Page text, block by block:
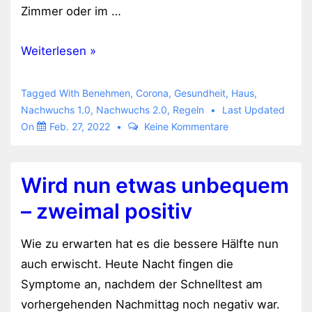
Zimmer oder im …
Corona
Weiterlesen »
Tagged With Benehmen, Corona, Gesundheit, Haus,
Nachwuchs 1.0, Nachwuchs 2.0, Regeln
Last Updated
On
Feb. 27, 2022 Keine Kommentare
Wird nun etwas unbequem
– zweimal positiv
Wie zu erwarten hat es die bessere Hälfte nun
auch erwischt. Heute Nacht fingen die
Symptome an, nachdem der Schnelltest am
vorhergehenden Nachmittag noch negativ war.